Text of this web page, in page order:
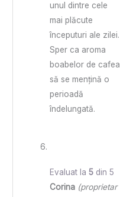
unul dintre cele
mai plăcute
începuturi ale zilei.
Sper ca aroma
boabelor de cafea
să se mențină o
perioadă
îndelungată.
Evaluat la 5din 5
Corina (proprietar